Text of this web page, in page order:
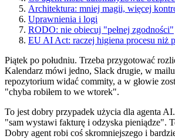
Architektura: mniej magii, więcej
Uprawnienia i logi
RODO: nie obiecuj "pełnej zgodności"
EU AI Act: raczej higiena procesu niż
Piątek po południu. Trzeba przygotować
Kalendarz mówi jedno, Slack drugie, w
repozytorium widać commity, a w głowie
"chyba robiłem to we wtorek".
To jest dobry przypadek użycia dla agenta
"sam wystawi fakturę i odzyska pieniądze".
Dobry agent robi coś skromniejszego i